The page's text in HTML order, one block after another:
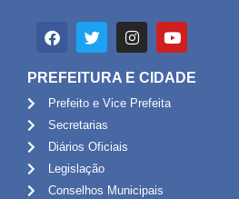
PREFEITURA E CIDADE
Prefeito e Vice Prefeita
Secretarias
Diários Oficiais
Legislação
Conselhos Municipais